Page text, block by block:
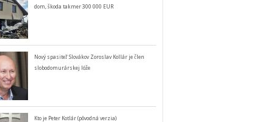
dom, škoda takmer 300 000 EUR
Nový spasiteľ Slovákov Zoroslav Kollár je člen
slobodomurárskej lóže
Kto je Peter Kotlár (pôvodná verzia)